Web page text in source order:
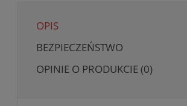
OPIS
BEZPIECZEŃSTWO
OPINIE O PRODUKCIE (0)